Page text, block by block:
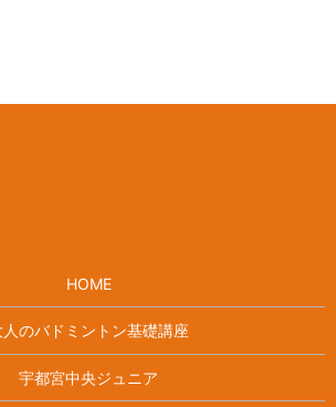
HOME
人のバドミントン基礎講座
宇都宮中央ジュニア